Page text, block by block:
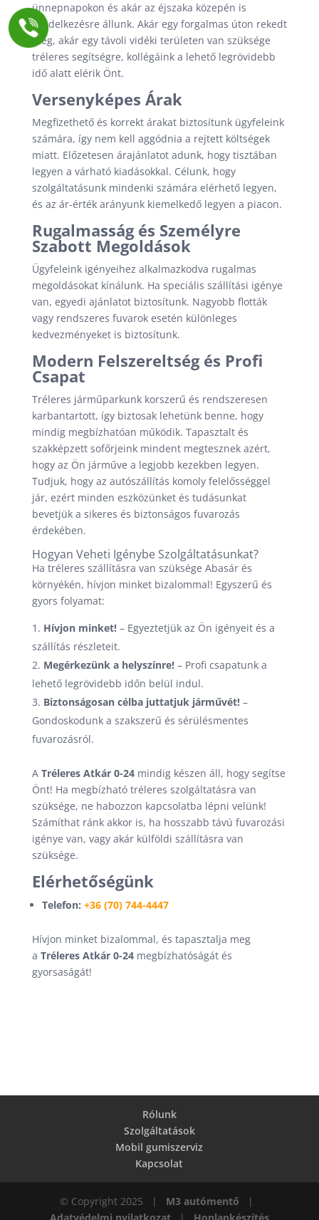
ünnepnapokon és akár az éjszaka közepén is
rendelkezésre állunk. Akár egy forgalmas úton rekedt
meg, akár egy távoli vidéki területen van szüksége
tréleres segítségre, kollégáink a lehető legrövidebb
idő alatt elérik Önt.
Versenyképes Árak
Megfizethető és korrekt árakat biztosítunk ügyfeleink
számára, így nem kell aggódnia a rejtett költségek
miatt. Előzetesen árajánlatot adunk, hogy tisztában
legyen a várható kiadásokkal. Célunk, hogy
szolgáltatásunk mindenki számára elérhető legyen,
és az ár-érték arányunk kiemelkedő legyen a piacon.
Rugalmasság és Személyre
Szabott Megoldások
Ügyfeleink igényeihez alkalmazkodva rugalmas
megoldásokat kínálunk. Ha speciális szállítási igénye
van, egyedi ajánlatot biztosítunk. Nagyobb flották
vagy rendszeres fuvarok esetén különleges
kedvezményeket is biztosítunk.
Modern Felszereltség és Profi
Csapat
Tréleres járműparkunk korszerű és rendszeresen
karbantartott, így biztosak lehetünk benne, hogy
mindig megbízhatóan működik. Tapasztalt és
szakképzett sofőrjeink mindent megtesznek azért,
hogy az Ön járműve a legjobb kezekben legyen.
Tudjuk, hogy az autószállítás komoly felelősséggel
jár, ezért minden eszközünket és tudásunkat
bevetjük a sikeres és biztonságos fuvarozás
érdekében.
Hogyan Veheti Igénybe Szolgáltatásunkat?
Ha tréleres szállításra van szüksége Abasár és
környékén, hívjon minket bizalommal! Egyszerű és
gyors folyamat:
Hívjon minket!– Egyeztetjük az Ön igényeit és a
szállítás részleteit.
Megérkezünk a helyszínre!– Profi csapatunk a
lehető legrövidebb időn belül indul.
Biztonságosan célba juttatjuk járművét!–
Gondoskodunk a szakszerű és sérülésmentes
fuvarozásról.
A Tréleres Atkár 0-24mindig készen áll, hogy segítse
Önt! Ha megbízható tréleres szolgáltatásra van
szüksége, ne habozzon kapcsolatba lépni velünk!
Számíthat ránk akkor is, ha hosszabb távú fuvarozási
igénye van, vagy akár külföldi szállításra van
szüksége.
Elérhetőségünk
Telefon: +36 (70) 744-4447
Hívjon minket bizalommal, és tapasztalja meg
a Tréleres Atkár 0-24megbízhatóságát és
gyorsaságát!
Rólunk
Szolgáltatások
Mobil gumiszerviz
Kapcsolat
© Copyright 2025 | M3 autómentő |